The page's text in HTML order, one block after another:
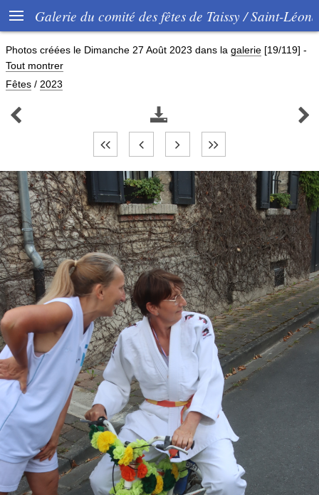
 Galerie du comité des fêtes de Taissy / Saint-
Photos créées le Dimanche 27 Août 2023 dans la galerie [19/119] -
Tout montrer
Fêtes / 2023
  